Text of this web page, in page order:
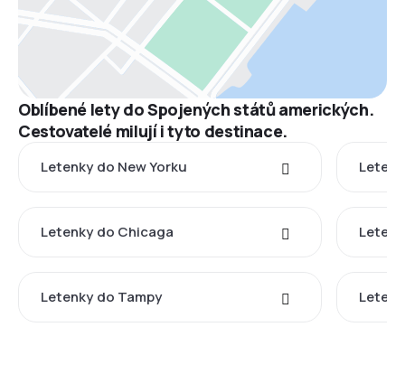
Oblíbené lety do Spojených států amerických.
Cestovatelé milují i tyto destinace.
Letenky do New Yorku
Letenky do Chicaga
Letenky do Tampy